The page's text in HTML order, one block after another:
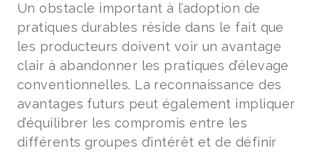
Un obstacle important à l’adoption de
pratiques durables réside dans le fait que
les producteurs doivent voir un avantage
clair à abandonner les pratiques d’élevage
conventionnelles. La reconnaissance des
avantages futurs peut également impliquer
d’équilibrer les compromis entre les
différents groupes d’intérêt et de définir